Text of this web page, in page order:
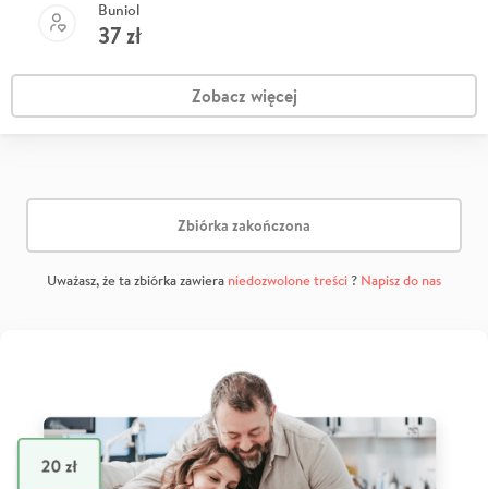
Buniol
37zł
Zobacz więcej
Zbiórka zakończona
Uważasz, że ta zbiórka zawiera niedozwolone treści? Napisz do nas